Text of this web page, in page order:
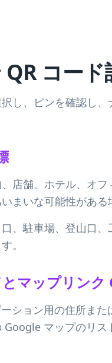
コー
し、ピンを確認し
店舗、ホテル、オ
まいな可能性があ
、駐車場、登山口
。
マップリンク
ション用の住所ま
マップのリ